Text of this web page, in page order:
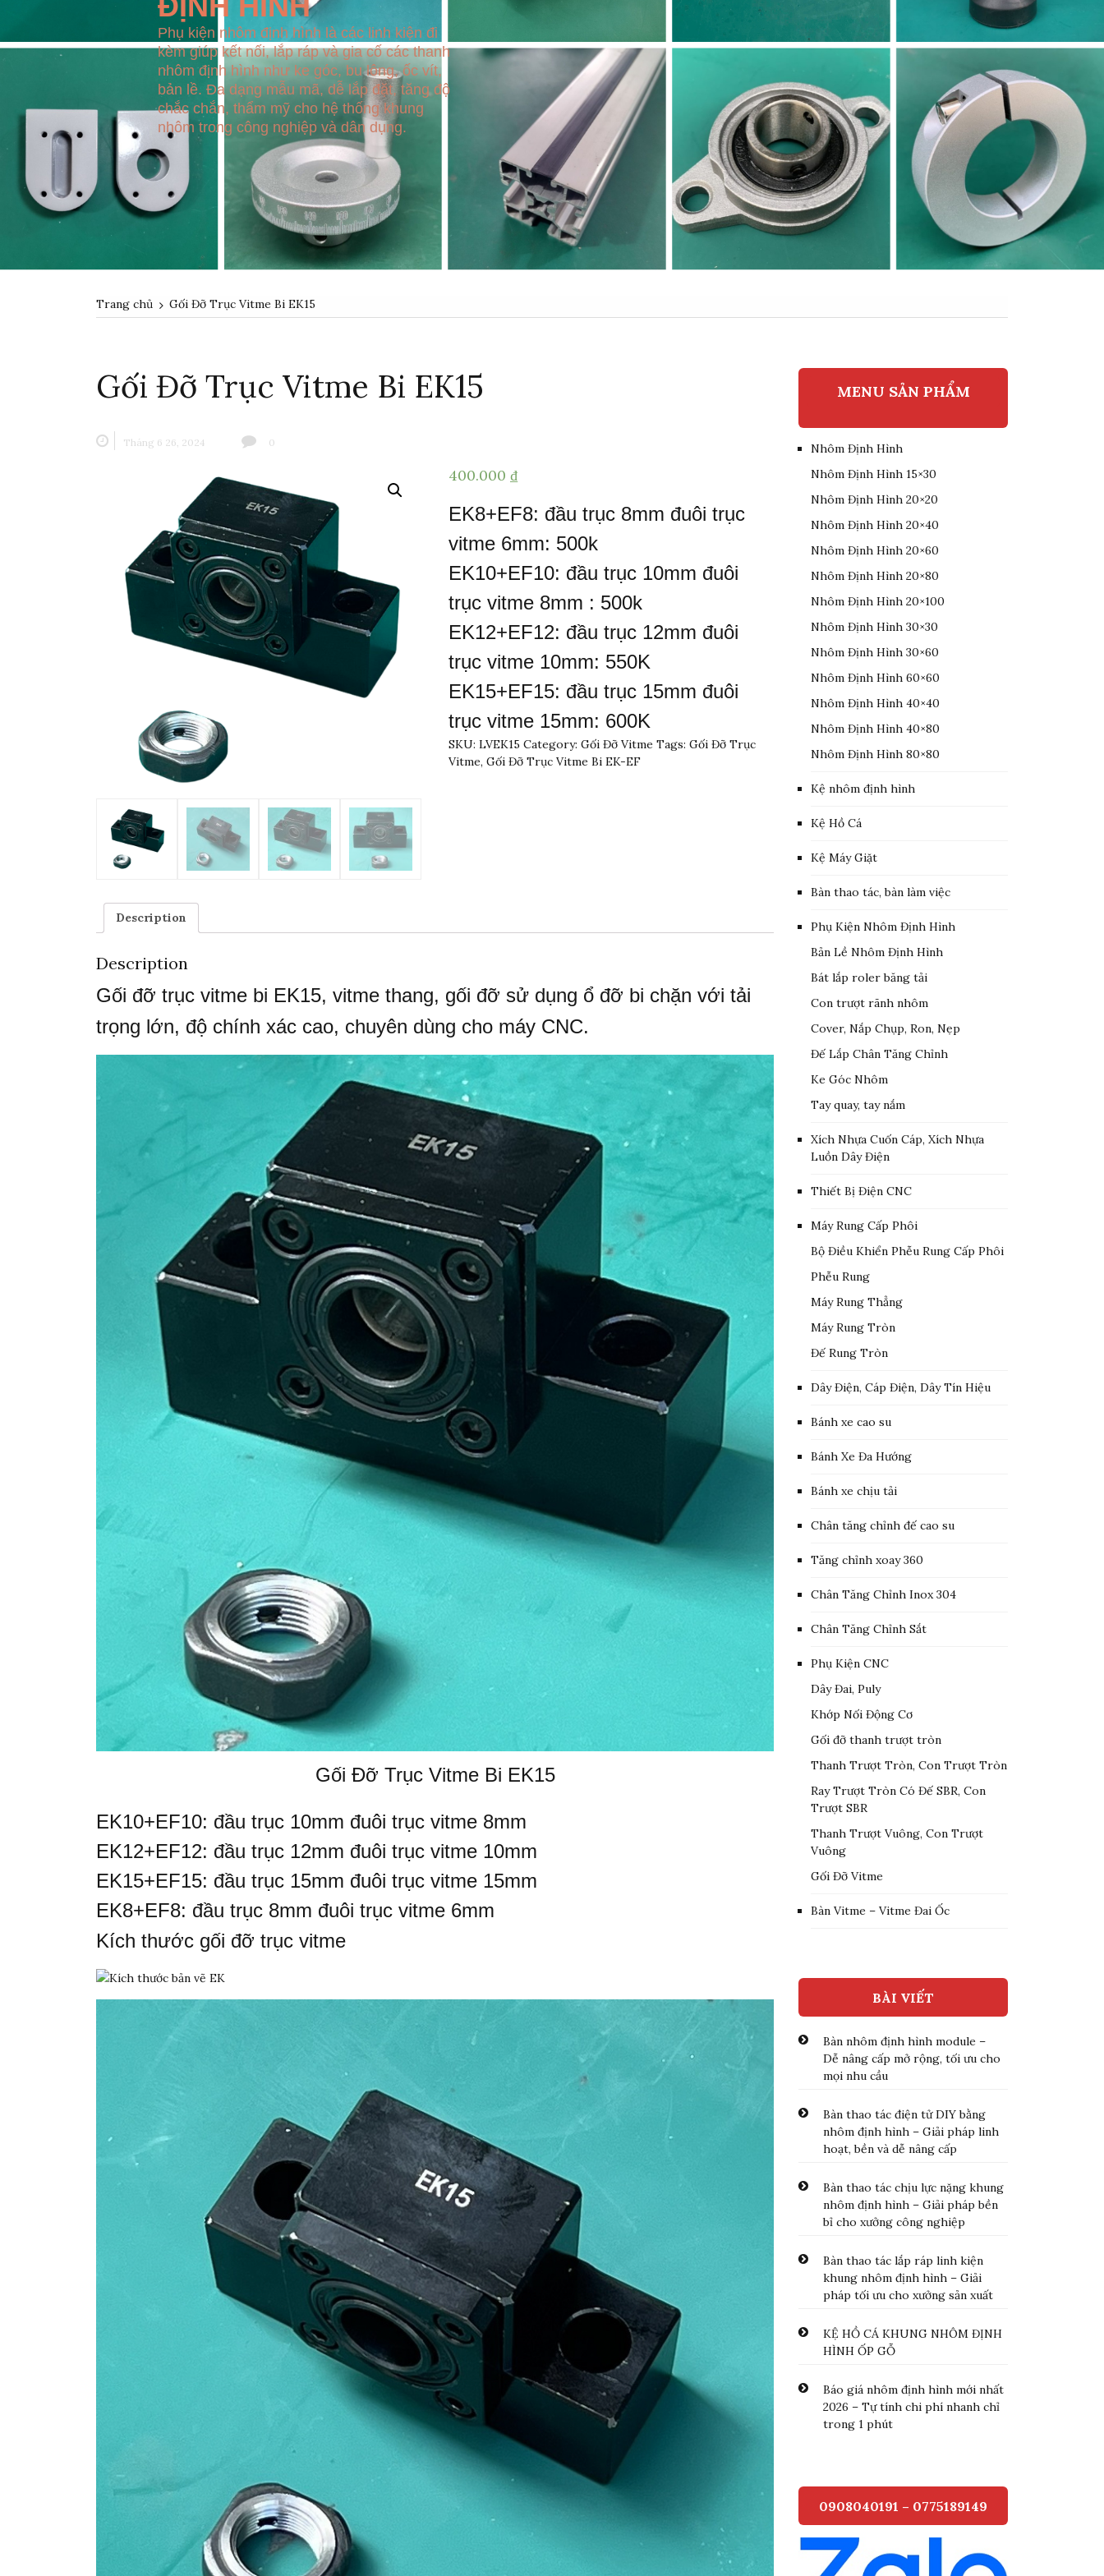
Phụ kiện nhôm định hình là các linh kiện đi
kèm giúp kết nối, lắp ráp và gia cố các thanh
nhôm định hình như ke góc, bu lông, ốc vít,
bản lề. Đa dạng mẫu mã, dễ lắp đặt, tăng độ
chắc chắn, thẩm mỹ cho hệ thống khung
nhôm trong công nghiệp và dân dụng.
Trang chủ Gối Đỡ Trục Vitme Bi EK15
Gối Đỡ Trục Vitme Bi EK15
Tháng 6 26, 2024 0
400.000 ₫
EK8+EF8: đầu trục 8mm đuôi trục
vitme 6mm: 500k
EK10+EF10: đầu trục 10mm đuôi
trục vitme 8mm : 500k
EK12+EF12: đầu trục 12mm đuôi
trục vitme 10mm: 550K
EK15+EF15: đầu trục 15mm đuôi
trục vitme 15mm: 600K
SKU: LVEK15 Category: Gối Đỡ Vitme Tags: Gối Đỡ Trục
Vitme, Gối Đỡ Trục Vitme Bi EK-EF
Description
Description
Gối đỡ trục vitme bi EK15, vitme thang, gối đỡ sử dụng ổ đỡ bi chặn với tải
trọng lớn, độ chính xác cao, chuyên dùng cho máy CNC.
Gối Đỡ Trục Vitme Bi EK15
EK10+EF10: đầu trục 10mm đuôi trục vitme 8mm
EK12+EF12: đầu trục 12mm đuôi trục vitme 10mm
EK15+EF15: đầu trục 15mm đuôi trục vitme 15mm
EK8+EF8: đầu trục 8mm đuôi trục vitme 6mm
Kích thước gối đỡ trục vitme
MENU SẢN PHẨM
Nhôm Định Hình
Nhôm Định Hình 15×30
Nhôm Định Hình 20×20
Nhôm Định Hình 20×40
Nhôm Định Hình 20×60
Nhôm Định Hình 20×80
Nhôm Định Hình 20×100
Nhôm Định Hình 30×30
Nhôm Định Hình 30×60
Nhôm Định Hình 60×60
Nhôm Định Hình 40×40
Nhôm Định Hình 40×80
Nhôm Định Hình 80×80
Kệ nhôm định hình
Kệ Hồ Cá
Kệ Máy Giặt
Bàn thao tác, bàn làm việc
Phụ Kiện Nhôm Định Hình
Bản Lề Nhôm Định Hình
Bát lắp roler băng tải
Con trượt rãnh nhôm
Cover, Nắp Chụp, Ron, Nẹp
Đế Lắp Chân Tăng Chỉnh
Ke Góc Nhôm
Tay quay, tay nắm
Xích Nhựa Cuốn Cáp, Xích Nhựa
Luồn Dây Điện
Thiết Bị Điện CNC
Máy Rung Cấp Phôi
Bộ Điều Khiển Phễu Rung Cấp Phôi
Phễu Rung
Máy Rung Thẳng
Máy Rung Tròn
Đế Rung Tròn
Dây Điện, Cáp Điện, Dây Tín Hiệu
Bánh xe cao su
Bánh Xe Đa Hướng
Bánh xe chịu tải
Chân tăng chỉnh đế cao su
Tăng chỉnh xoay 360
Chân Tăng Chỉnh Inox 304
Chân Tăng Chỉnh Sắt
Phụ Kiện CNC
Dây Đai, Puly
Khớp Nối Động Cơ
Gối đỡ thanh trượt tròn
Thanh Trượt Tròn, Con Trượt Tròn
Ray Trượt Tròn Có Đế SBR, Con
Trượt SBR
Thanh Trượt Vuông, Con Trượt
Vuông
Gối Đỡ Vitme
Bàn Vitme – Vitme Đai Ốc
BÀI VIẾT
Bàn nhôm định hình module –
Dễ nâng cấp mở rộng, tối ưu cho
mọi nhu cầu
Bàn thao tác điện tử DIY bằng
nhôm định hình – Giải pháp linh
hoạt, bền và dễ nâng cấp
Bàn thao tác chịu lực nặng khung
nhôm định hình – Giải pháp bền
bỉ cho xưởng công nghiệp
Bàn thao tác lắp ráp linh kiện
khung nhôm định hình – Giải
pháp tối ưu cho xưởng sản xuất
KỆ HỒ CÁ KHUNG NHÔM ĐỊNH
HÌNH ỐP GỖ
Báo giá nhôm định hình mới nhất
2026 – Tự tính chi phí nhanh chỉ
trong 1 phút
0908040191 – 0775189149